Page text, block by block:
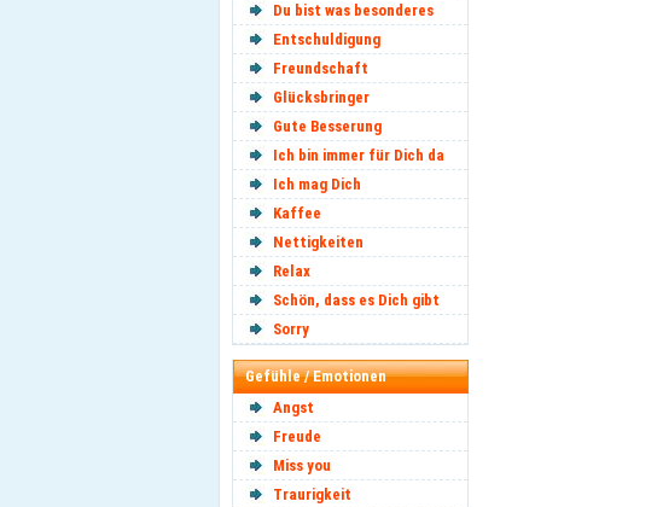
Du bist was besonderes
Entschuldigung
Freundschaft
Glücksbringer
Gute Besserung
Ich bin immer für Dich da
Ich mag Dich
Kaffee
Nettigkeiten
Relax
Schön, dass es Dich gibt
Sorry
Gefühle / Emotionen
Angst
Freude
Miss you
Traurigkeit